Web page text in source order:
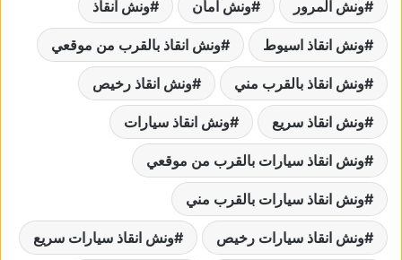
ونش المرور ونش امان ونش انقاذ
ونش انقاذ اسيوط ونش انقاذ بالقرب من موقعي
ونش انقاذ بالقرب مني ونش انقاذ رخيص
ونش انقاذ سريع ونش انقاذ سيارات
ونش انقاذ سيارات بالقرب من موقعي
ونش انقاذ سيارات بالقرب مني
ونش انقاذ سيارات رخيص ونش انقاذ سيارات سريع